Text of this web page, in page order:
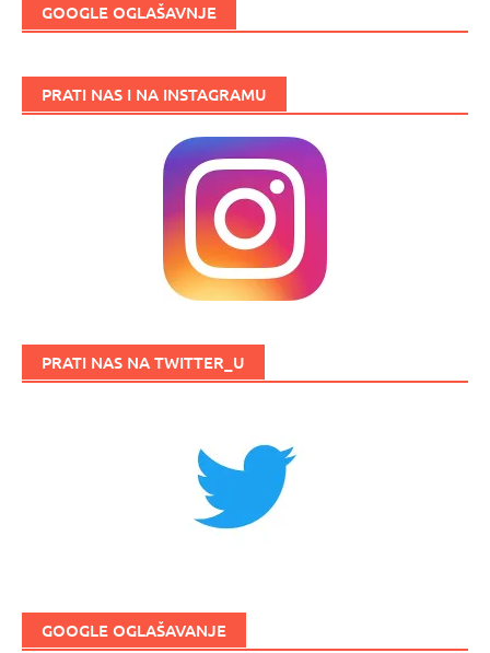
GOOGLE OGLAŠAVNJE
PRATI NAS I NA INSTAGRAMU
PRATI NAS NA TWITTER_U
GOOGLE OGLAŠAVANJE